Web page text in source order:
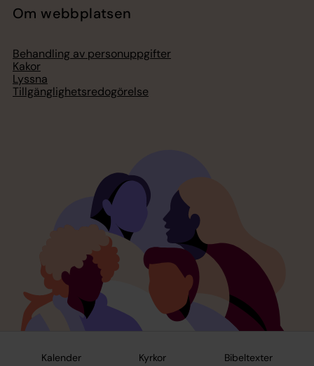
Kalender Kyrkor Bibeltexter
Om webbplatsen
Behandling av personuppgifter
Kakor
Lyssna
Tillgänglighetsredogörelse